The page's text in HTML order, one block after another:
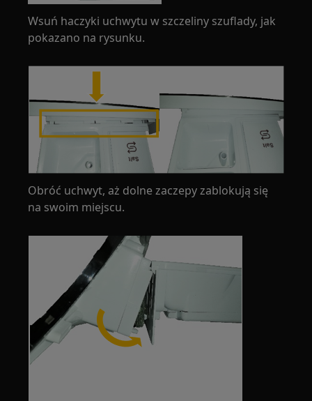
Wsuń haczyki uchwytu w szczeliny szuflady, jak
pokazano na rysunku.
Obróć uchwyt, aż dolne zaczepy zablokują się
na swoim miejscu.